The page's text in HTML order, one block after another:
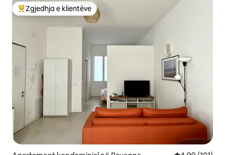
Më të mirat e zgjedhjeve të klientëve
Zgjedhja e klientëve